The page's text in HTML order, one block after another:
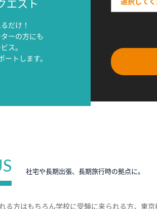
エスト
だけ！
ーの方にも
ス。
トします。
社宅や長期出張、長期旅行時の拠点に。
る方はもちろん学校に受験に来られる方、東